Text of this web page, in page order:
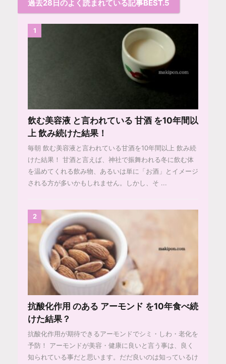
過去28日のよく読まれている記事BEST.5
1
飲む美容液 と言われている 甘酒 を10年間以
上 飲み続けた結果！
毎朝 飲む美容液と言われている甘酒を10年間以上 飲み続
けた結果！ 甘酒と言えば、神社で振舞われる冬に飲む体
を温めてくれる飲み物、あるいは単に「お酒」とイメージ
される方が多いかもしれません。しかし、そ ...
2
抗酸化作用 のある アーモンド を10年食べ続
けた結果？
抗酸化作用が期待できるアーモンドでシミ・しわ・老化を
予防！ アーモンドが美容・健康に良いと言う事は、良く
知られている事だと思います。だだ良いのは知っているけ